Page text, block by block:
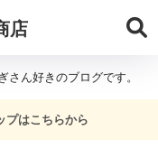
店
ん好きのブログです。
プはこちらから